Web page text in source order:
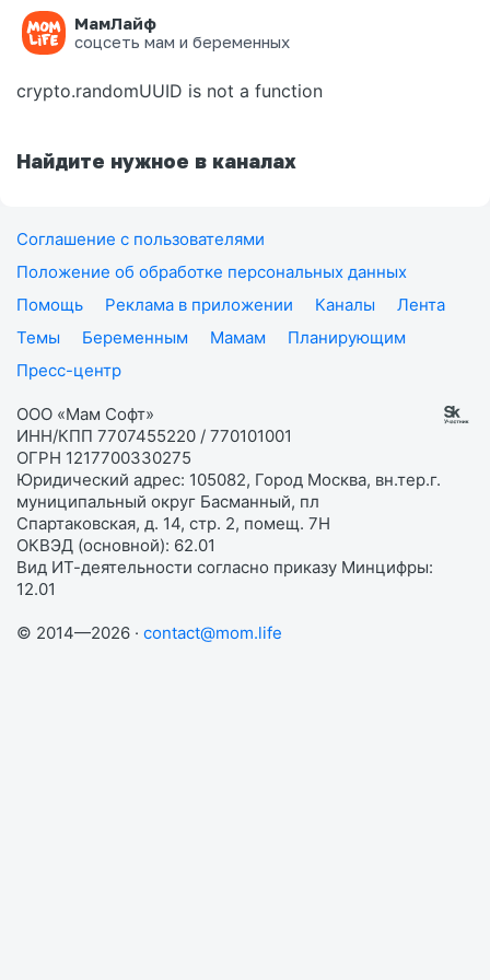
МамЛайф
соцсеть мам и беременных
Ошибка на странице
crypto.randomUUID is not a function
Найдите нужное в каналах
Соглашение с пользователями
Положение об обработке персональных данных
Помощь
Реклама в приложении Каналы
Лента
Темы
Беременным Мамам
Планирующим
Пресс-центр
ООО «Мам Софт»
ИНН/КПП 7707455220 / 770101001
ОГРН 1217700330275
Юридический адрес: 105082, Город Москва, вн.тер.г.
муниципальный округ Басманный, пл
Спартаковская, д. 14, стр. 2, помещ. 7Н
ОКВЭД (основной): 62.01
Вид ИТ-деятельности согласно приказу Минцифры:
12.01
© 2014—2026 · contact@mom.life